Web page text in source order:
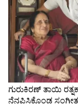
Jharkhand
ಪ್ರತಿಭಟನೆಗೆ ಕೇಂದ್ರದ
ಜಾರ್ಖಂಡ್ ಸರ್ಕಾರದ
ಕಾಂಗ್ರೆಸ್ ಮೆಚ್ಚುಗೆ